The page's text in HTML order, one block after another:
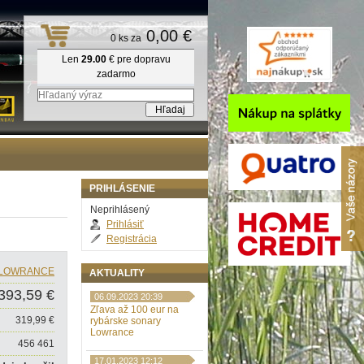
LOWRANCE
€
319,99 €
456 461
PRIHLÁSENIE
Neprihlásený
Prihlásiť
Registrácia
AKTUALITY
06.09.2023 20:39
Zľava až 100 eur na
rybárske sonary
Lowrance
17.01.2023 12:12
0 ks za 0,00 €
Len 29.00€ pre dopravu
zadarmo